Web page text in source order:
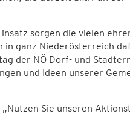
sorgen die vielen
ganz Niederösterreich
der NÖ Dorf- und
und Ideen unserer
Sie unseren